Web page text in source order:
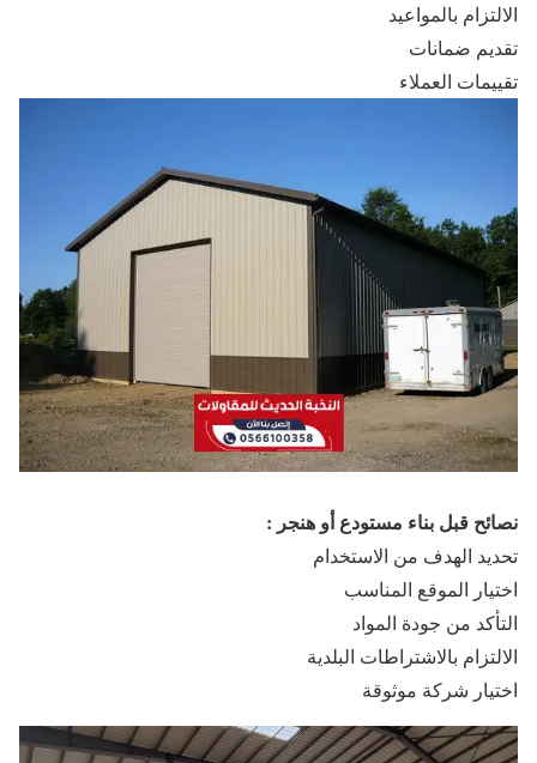
الالتزام بالمواعيد
تقديم ضمانات
تقييمات العملاء
نصائح قبل بناء مستودع أو هنجر :
تحديد الهدف من الاستخدام
اختيار الموقع المناسب
التأكد من جودة المواد
الالتزام بالاشتراطات البلدية
اختيار شركة موثوقة